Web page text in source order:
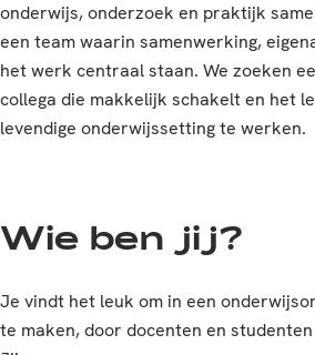
onderwijs, onderzoek en praktijk
een team waarin samenwerking,
het werk centraal staan. We zoeken
collega die makkelijk schakelt en het
levendige onderwijssetting te werken.
Wie ben jij?
Je vindt het leuk om in een
te maken, door docenten en